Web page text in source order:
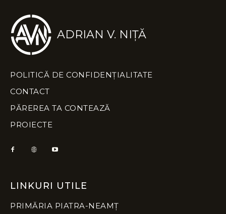
ADRIAN V. NIȚĂ
POLITICĂ DE CONFIDENȚIALITATE
CONTACT
PĂREREA TA CONTEAZĂ
PROIECTE
LINKURI UTILE
PRIMĂRIA PIATRA-NEAMȚ